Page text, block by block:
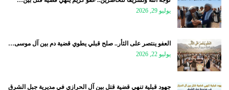
يوليو 29, 2026
العفو ينتصر على الثأر.. صلح قبلي يطوي قضية دم بين آل موسى…
يوليو 22, 2026
جهود قبلية تنهي قضية قتل بين آل الحرازي في مديرية جبل الشرق